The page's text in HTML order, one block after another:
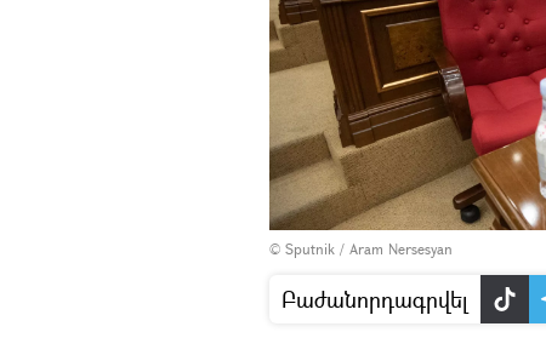
© Sputnik / Aram Nersesyan
Բաժանորդագրվել